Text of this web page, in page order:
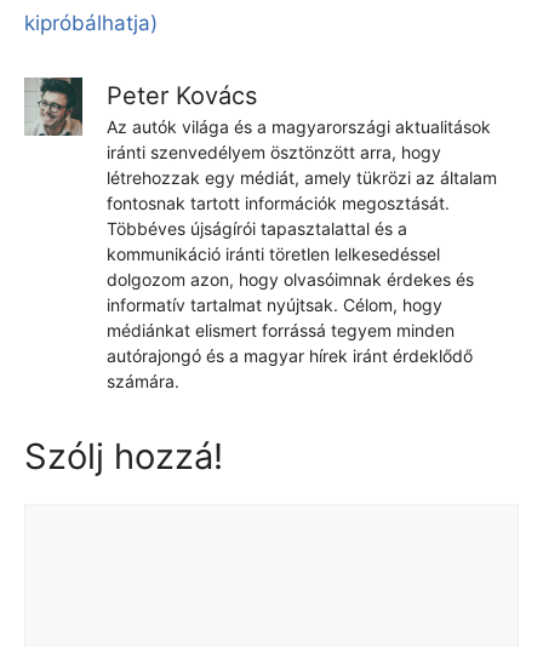
kipróbálhatja)
Peter Kovács
Az autók világa és a magyarországi aktualitások
iránti szenvedélyem ösztönzött arra, hogy
létrehozzak egy médiát, amely tükrözi az általam
fontosnak tartott információk megosztását.
Többéves újságírói tapasztalattal és a
kommunikáció iránti töretlen lelkesedéssel
dolgozom azon, hogy olvasóimnak érdekes és
informatív tartalmat nyújtsak. Célom, hogy
médiánkat elismert forrássá tegyem minden
autórajongó és a magyar hírek iránt érdeklődő
számára.
Szólj hozzá!